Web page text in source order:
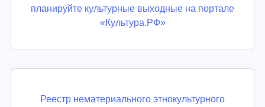
планируйте культурные выходные на портале
«Культура.РФ»
Реестр нематериального этнокультурного